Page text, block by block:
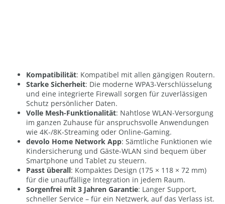
Kompatibilität: Kompatibel mit allen gängigen Routern.
Starke Sicherheit: Die moderne WPA3-Verschlüsselung
und eine integrierte Firewall sorgen für zuverlässigen
Schutz persönlicher Daten.
Volle Mesh-Funktionalität: Nahtlose WLAN-Versorgung
im ganzen Zuhause für anspruchsvolle Anwendungen
wie 4K-/8K-Streaming oder Online-Gaming.
devolo Home Network App: Sämtliche Funktionen wie
Kindersicherung und Gäste-WLAN sind bequem über
Smartphone und Tablet zu steuern.
Passt überall: Kompaktes Design (175 × 118 × 72 mm)
für die unauffällige Integration in jedem Raum.
Sorgenfrei mit 3 Jahren Garantie: Langer Support,
schneller Service – für ein Netzwerk, auf das Verlass ist.